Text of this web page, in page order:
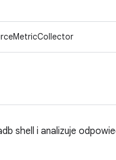
shell i analizuje